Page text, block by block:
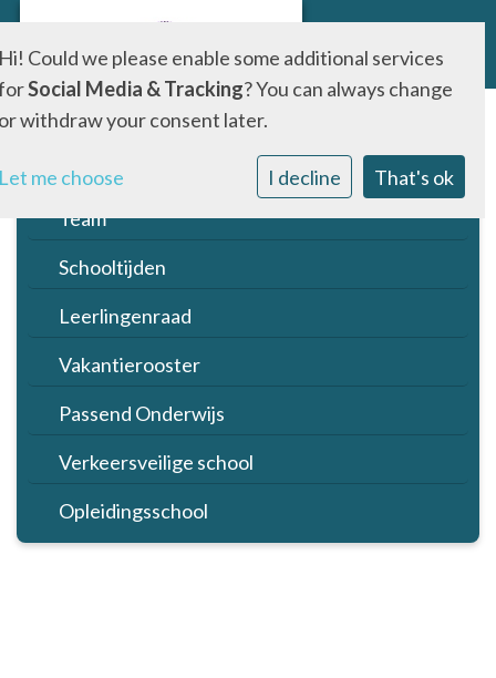
Missie en visie
De Parel in de beeld
Team
Schooltijden
Leerlingenraad
Vakantierooster
Passend Onderwijs
Verkeersveilige school
Opleidingsschool
Could we please enable some additional services
Social Media & Tracking? You can always change
withdraw your consent later.
me choose I decline That's ok